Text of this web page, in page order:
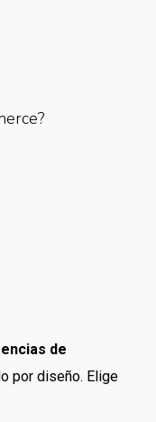
de
por diseño. Elige